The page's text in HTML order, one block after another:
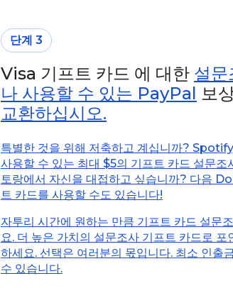
단계 3
Visa 기프트 카드 에 대한 설문
나 사용할 수 있는 PayPal 보
교환하십시오.
특별한 것을 위해 저축하고 계십니까?
사용할 수 있는 최대 $5의 기프트 카드 설문
토랑에서 자신을 대접하고 싶습니까? 다음
트 카드를 사용할 수도 있습니다!
자투리 시간에 원하는 만큼 기프트 카드 설문
요. 더 높은 가치의 설문조사 기프트 카드로
하세요. 선택은 여러분의 몫입니다. 최소 인출
수 있습니다.